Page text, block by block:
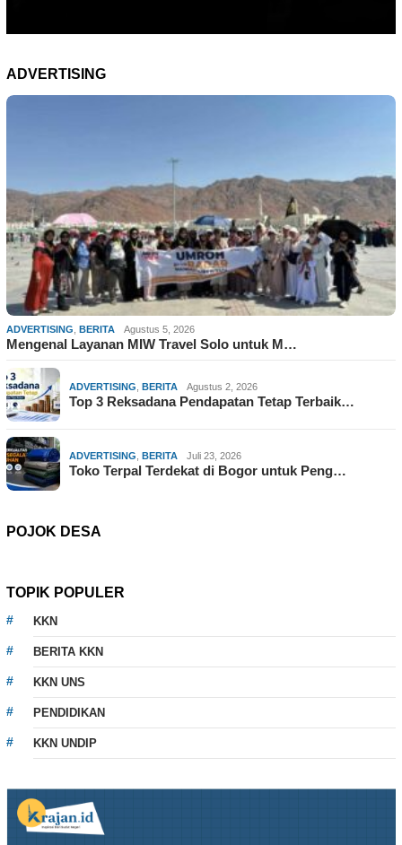
ADVERTISING
ADVERTISING BERITA Agustus 5, 2026
Mengenal Layanan MIW Travel Solo untuk M…
ADVERTISING BERITA Agustus 2, 2026
Top 3 Reksadana Pendapatan Tetap Terbaik…
ADVERTISING BERITA Juli 23, 2026
Toko Terpal Terdekat di Bogor untuk Peng…
POJOK DESA
TOPIK POPULER
KKN
BERITA KKN
KKN UNS
PENDIDIKAN
KKN UNDIP